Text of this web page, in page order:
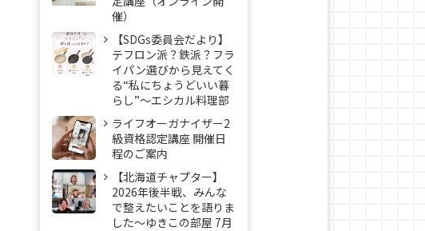
催）
【SDGs委員会だより】
テフロン派？鉄派？フラ
イパン選びから見えてく
る“私にちょうどいい暮
らし”～エシカル料理部
ライフオーガナイザー2
級資格認定講座 開催日
程のご案内
【北海道チャプター】
2026年後半戦、みんな
で整えたいことを語りま
した～ゆきこの部屋 7月